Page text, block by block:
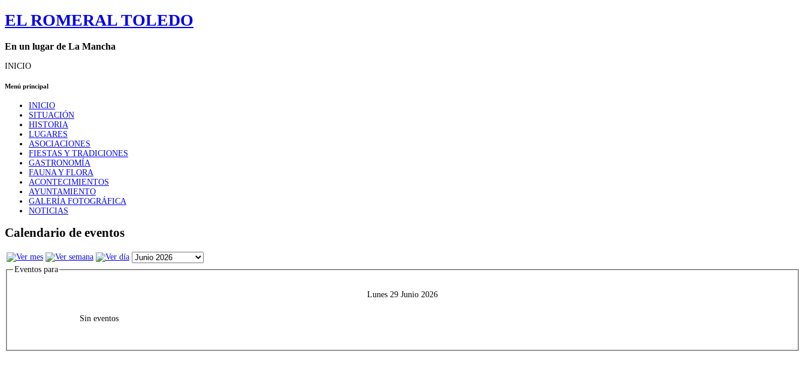
EL ROMERAL TOLEDO
En un lugar de La Mancha
INICIO
Menú principal
INICIO
SITUACIÓN
HISTORIA
LUGARES
ASOCIACIONES
FIESTAS Y TRADICIONES
GASTRONOMÍA
FAUNA Y FLORA
ACONTECIMIENTOS
AYUNTAMIENTO
GALERÍA FOTOGRÁFICA
NOTICIAS
Calendario de eventos
Eventos para
Lunes 29 Junio 2026
Sin eventos